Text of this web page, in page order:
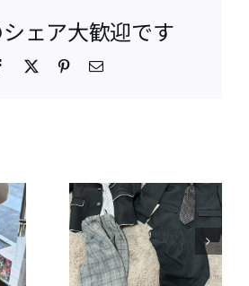
ェア大歓迎です
Facebook Pinterest
電